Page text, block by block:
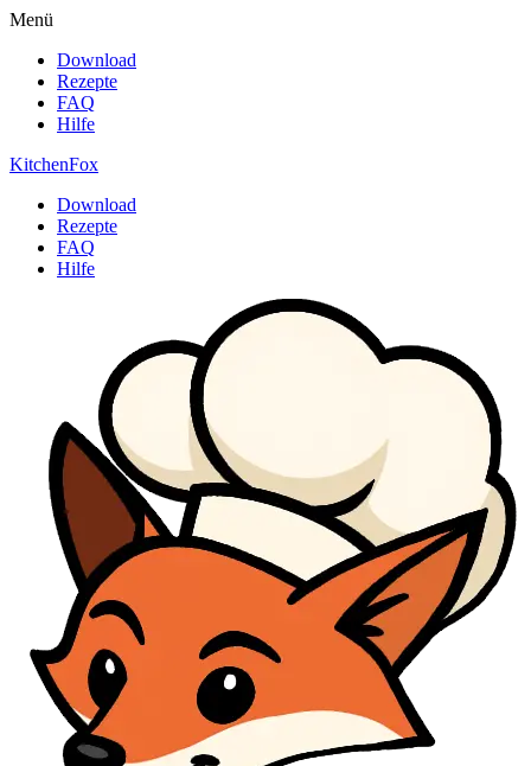
Menü
Download
Rezepte
FAQ
Hilfe
KitchenFox
Download
Rezepte
FAQ
Hilfe